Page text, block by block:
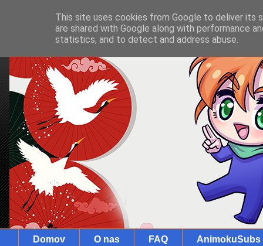
Domov O nas FAQ AnimokuSubs
This site uses cookies from Google to deliver its
are shared with Google along with performance
statistics, and to detect and address abuse.